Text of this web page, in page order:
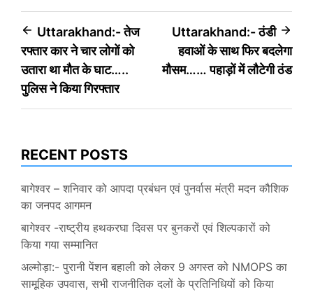
Post
navigation
Uttarakhand:- तेज
रफ्तार कार ने चार लोगों को
उतारा था मौत के घाट…..
पुलिस ने किया गिरफ्तार
Uttarakhand:- ठंडी
हवाओं के साथ फिर बदलेगा
मौसम…… पहाड़ों में लौटेगी ठंड
RECENT POSTS
बागेश्वर – शनिवार को आपदा प्रबंधन एवं पुनर्वास मंत्री मदन कौशिक
का जनपद आगमन
बागेश्वर -राष्ट्रीय हथकरघा दिवस पर बुनकरों एवं शिल्पकारों को
किया गया सम्मानित
अल्मोड़ा:- पुरानी पेंशन बहाली को लेकर 9 अगस्त को NMOPS का
सामूहिक उपवास, सभी राजनीतिक दलों के प्रतिनिधियों को किया